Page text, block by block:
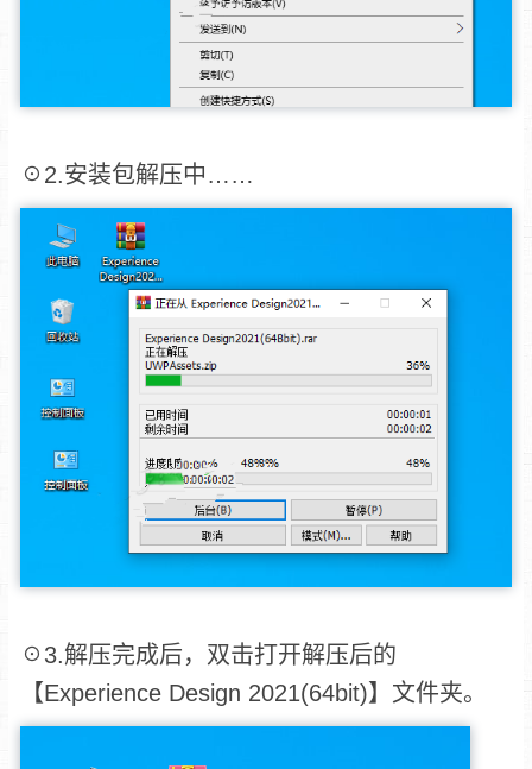
☉2.安装包解压中……
☉3.解压完成后，双击打开解压后的
【Experience Design 2021(64bit)】文件夹。